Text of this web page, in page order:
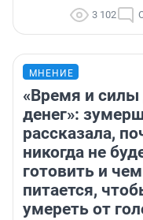
3 102
МНЕНИЕ
«Время и
денег»:
рассказала,
никогда не
готовить и чем
питается,
умереть от